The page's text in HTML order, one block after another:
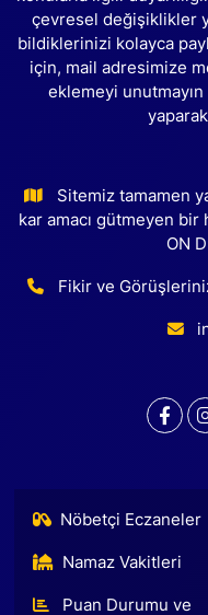
çevresel değişiklikler
bildiklerinizi kolayca
için, mail adresimize
eklemeyi unutmayın
Sitemiz tamamen
kar amacı gütmeyen
ON
Fikir ve
Nöbetçi Eczaneler
Namaz Vakitleri
Puan Durumu ve